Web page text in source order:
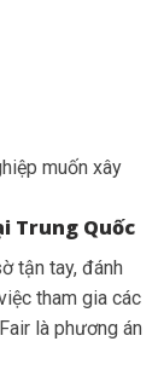
muốn xây
Trung Quốc
tận tay, đánh
tham gia các
là phương án